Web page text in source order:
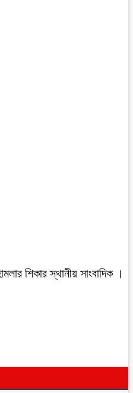
শিকার স্থানীয় সাংবাদিক ।